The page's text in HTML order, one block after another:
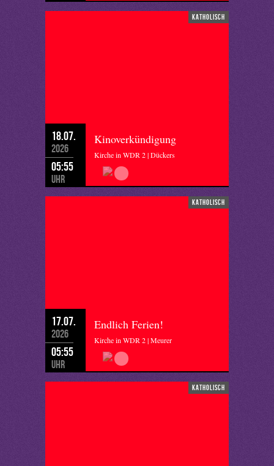
katholisch
18.07.
2026
05:55
Uhr
Kinoverkündigung
Kirche in WDR 2 | Dückers
katholisch
17.07.
2026
05:55
Uhr
Endlich Ferien!
Kirche in WDR 2 | Meurer
katholisch